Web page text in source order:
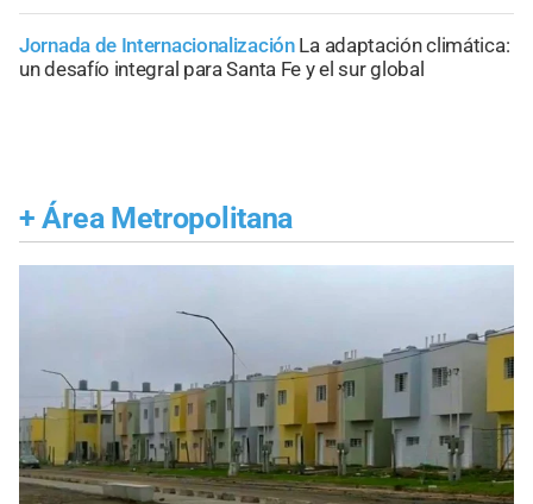
Jornada de Internacionalización La adaptación climática:
un desafío integral para Santa Fe y el sur global
+ Área Metropolitana